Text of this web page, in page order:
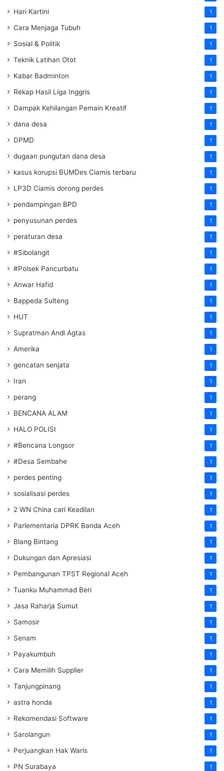
Hari Kartini 1
Cara Menjaga Tubuh 1
Sosial & Politik 1
Teknik Latihan Otot 1
Kabar Badminton 1
Rekap Hasil Liga Inggris 1
Dampak Kehilangan Pemain Kreatif 1
dana desa 1
DPMD 1
dugaan pungutan dana desa 1
kasus korupsi BUMDes Ciamis terbaru 1
LP3D Ciamis dorong perdes 1
pendampingan BPD 1
penyusunan perdes 1
peraturan desa 1
#Sibolangit 1
#Polsek Pancurbatu 1
Anwar Hafid 1
Bappeda Sulteng 1
HUT 1
Supratman Andi Agtas 1
Amerika 1
gencatan senjata 1
Iran 1
perang 1
BENCANA ALAM 1
HALO POLISI 1
#Bencana Longsor 1
#Desa Sembahe 1
perdes penting 1
sosialisasi perdes 1
2 WN China cari Keadilan 1
Parlementaria DPRK Banda Aceh 1
Blang Bintang 1
Dukungan dan Apresiasi 1
Pembangunan TPST Regional Aceh 1
Tuanku Muhammad Beri 1
Jasa Raharja Sumut 1
Samosir 1
Senam 1
Payakumbuh 1
Cara Memilih Supplier 1
Tanjungpinang 1
astra honda 1
Rekomendasi Software 1
Sarolangun 1
Perjuangkan Hak Waris 1
PN Surabaya 1